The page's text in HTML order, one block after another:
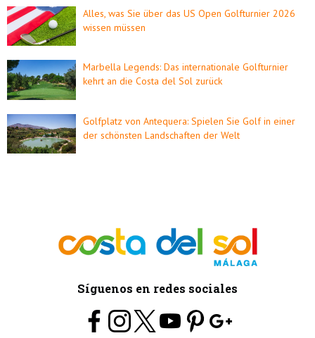
Alles, was Sie über das US Open Golfturnier 2026
wissen müssen
Marbella Legends: Das internationale Golfturnier
kehrt an die Costa del Sol zurück
Golfplatz von Antequera: Spielen Sie Golf in einer
der schönsten Landschaften der Welt
Síguenos en redes sociales